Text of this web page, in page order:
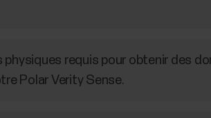
requis pour obtenir des
Polar Verity Sense.